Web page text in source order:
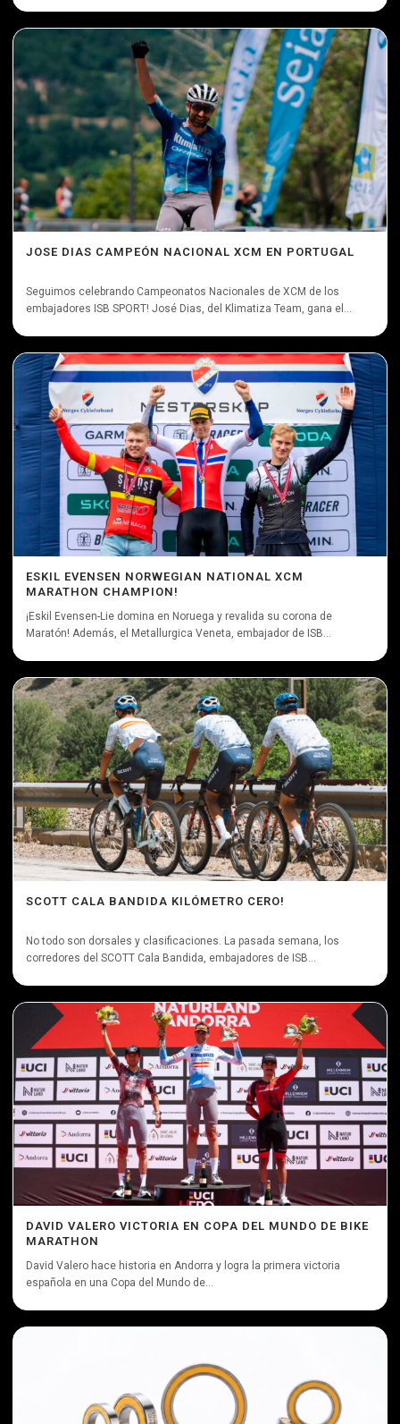
JOSE DIAS CAMPEÓN NACIONAL XCM EN PORTUGAL
Seguimos celebrando Campeonatos Nacionales de XCM de los
embajadores ISB SPORT! José Dias, del Klimatiza Team, gana el...
ESKIL EVENSEN NORWEGIAN NATIONAL XCM
MARATHON CHAMPION!
¡Eskil Evensen-Lie domina en Noruega y revalida su corona de
Maratón! Además, el Metallurgica Veneta, embajador de ISB...
SCOTT CALA BANDIDA KILÓMETRO CERO!
No todo son dorsales y clasificaciones. La pasada semana, los
corredores del SCOTT Cala Bandida, embajadores de ISB...
DAVID VALERO VICTORIA EN COPA DEL MUNDO DE BIKE
MARATHON
David Valero hace historia en Andorra y logra la primera victoria
española en una Copa del Mundo de...